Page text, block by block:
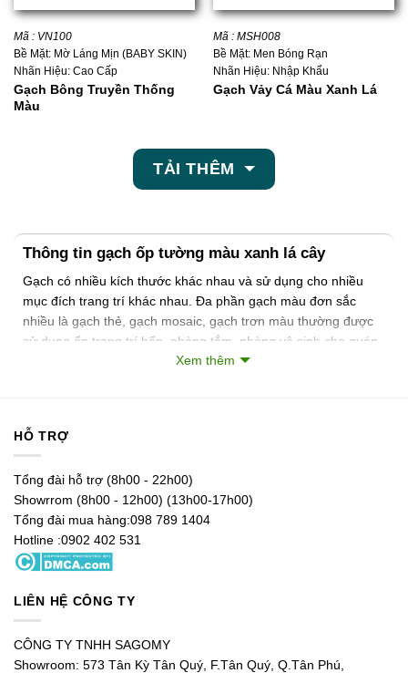
Mã : VN100
Bề Mặt: Mờ Láng Mịn (BABY SKIN)
Nhãn Hiệu: Cao Cấp
Gạch Bông Truyền Thống
Màu
Mã : MSH008
Bề Mặt: Men Bóng Rạn
Nhãn Hiệu: Nhập Khẩu
Gạch Vảy Cá Màu Xanh Lá
TẢI THÊM
Thông tin gạch ốp tường màu xanh lá cây
Gạch có nhiều kích thước khác nhau và sử dụng cho nhiều
mục đích trang trí khác nhau. Đa phần gạch màu đơn sắc
nhiều là gạch thẻ, gạch mosaic, gạch trơn màu thường được
sử dụng ốp trang trí bếp, phòng tắm, phòng vệ sinh cho quán
cà phê, nhà hàng, khách sạn..
Các loại
gạch mosaic , gạch bông men .. được nhập khẩu và phân phối
với nhiều kiểu dáng và màu sắc đa dạng giành
Những mẫu gạch màu xanh lá thường hay sử dụng bao gồm:
gạch vảy cá, gạch thẻ men rạn, gạch xương cá…v..v
Xem thêm
HỖ TRỢ
Tổng đài hỗ trợ (8h00 - 22h00)
Showrrom (8h00 - 12h00) (13h00-17h00)
Tổng đài mua hàng:098 789 1404
Hotline :0902 402 531
LIÊN HỆ CÔNG TY
CÔNG TY TNHH SAGOMY
Showroom: 573 Tân Kỳ Tân Quý, F.Tân Quý, Q.Tân Phú,